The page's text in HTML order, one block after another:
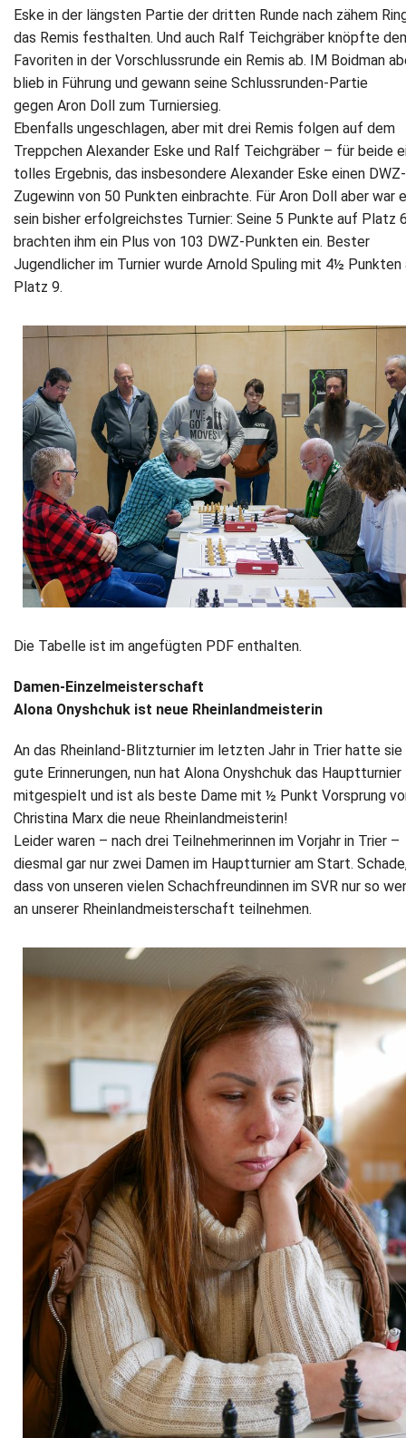
Eske in der längsten Partie der dritten Runde nach zähem
das Remis festhalten. Und auch Ralf Teichgräber knöpfte
Favoriten in der Vorschlussrunde ein Remis ab. IM Boidman
blieb in Führung und gewann seine Schlussrunden-Partie
gegen Aron Doll zum Turniersieg.
Ebenfalls ungeschlagen, aber mit drei Remis folgen auf dem
Treppchen Alexander Eske und Ralf Teichgräber – für beide
tolles Ergebnis, das insbesondere Alexander Eske einen DWZ-
Zugewinn von 50 Punkten einbrachte. Für Aron Doll aber war
sein bisher erfolgreichstes Turnier: Seine 5 Punkte auf Platz
brachten ihm ein Plus von 103 DWZ-Punkten ein. Bester
Jugendlicher im Turnier wurde Arnold Spuling mit 4½ Punkten
Platz 9.
Die Tabelle ist im angefügten PDF enthalten.
Damen-Einzelmeisterschaft
Alona Onyshchuk ist neue Rheinlandmeisterin
An das Rheinland-Blitzturnier im letzten Jahr in Trier hatte sie
gute Erinnerungen, nun hat Alona Onyshchuk das Hauptturnier
mitgespielt und ist als beste Dame mit ½ Punkt Vorsprung
Christina Marx die neue Rheinlandmeisterin!
Leider waren – nach drei Teilnehmerinnen im Vorjahr in Trier –
diesmal gar nur zwei Damen im Hauptturnier am Start.
dass von unseren vielen Schachfreundinnen im SVR nur so
an unserer Rheinlandmeisterschaft teilnehmen.